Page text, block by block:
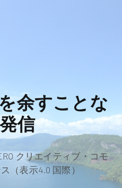
余すことな
信
クリエイティブ・コモ
（表示4.0 国際）